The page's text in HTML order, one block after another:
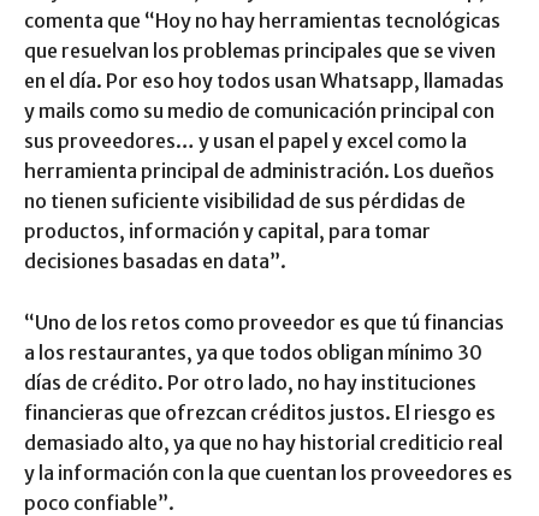
comenta que “Hoy no hay herramientas tecnológicas
que resuelvan los problemas principales que se viven
en el día. Por eso hoy todos usan Whatsapp, llamadas
y mails como su medio de comunicación principal con
sus proveedores… y usan el papel y excel como la
herramienta principal de administración. Los dueños
no tienen suficiente visibilidad de sus pérdidas de
productos, información y capital, para tomar
decisiones basadas en data”.
“Uno de los retos como proveedor es que tú financias
a los restaurantes, ya que todos obligan mínimo 30
días de crédito. Por otro lado, no hay instituciones
financieras que ofrezcan créditos justos. El riesgo es
demasiado alto, ya que no hay historial crediticio real
y la información con la que cuentan los proveedores es
poco confiable”.